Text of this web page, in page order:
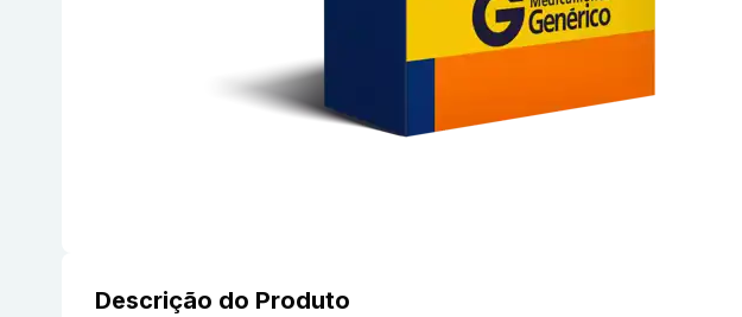
Descrição do Produto